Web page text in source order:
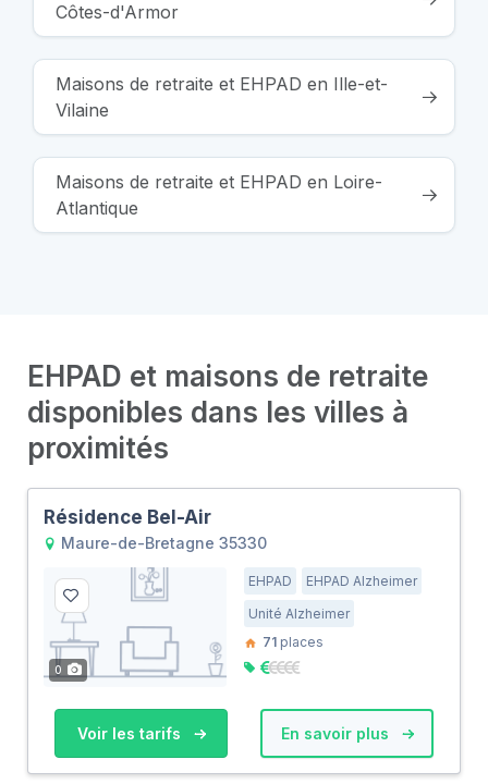
Côtes-d'Armor
Maisons de retraite et EHPAD en Ille-et-
Vilaine
Maisons de retraite et EHPAD en Loire-
Atlantique
EHPAD et maisons de retraite
disponibles dans les villes à
proximités
Résidence Bel-Air
Maure-de-Bretagne 35330
0
EHPAD
EHPAD Alzheimer
Unité Alzheimer
71 places
Voir les tarifs En savoir plus